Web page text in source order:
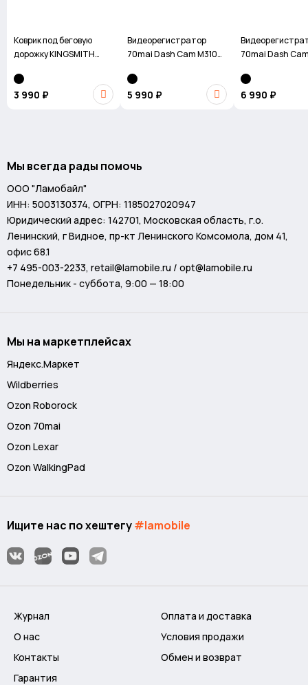
Коврик под беговую
дорожку KINGSMITH
3 990 ₽
Видеорегистратор
70mai Dash Cam M310
5 990 ₽
70mai Dash
6 990 ₽
Мы всегда рады помочь
ООО "Ламобайл"
ИНН: 5003130374, ОГРН: 1185027020947
Юридический адрес: 142701, Московская область, г.о.
Ленинский, г Видное, пр-кт Ленинского Комсомола, дом 41,
офис 68.1
+7 495-003-2233, retail@lamobile.ru / opt@lamobile.ru
Понедельник - суббота, 9:00 — 18:00
Журнал
О нас
Контакты
Гарантия
Оплата и доставка
Условия продажи
Обмен и возврат
Мы на маркетплейсах
Яндекс.Маркет
Wildberries
Ozon Roborock
Ozon 70mai
Ozon Lexar
Ozon WalkingPad
Ищите нас по хештегу#lamobile